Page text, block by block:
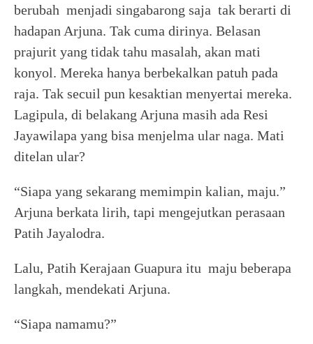
berubah menjadi singabarong saja tak berarti di
hadapan Arjuna. Tak cuma dirinya. Belasan
prajurit yang tidak tahu masalah, akan mati
konyol. Mereka hanya berbekalkan patuh pada
raja. Tak secuil pun kesaktian menyertai mereka.
Lagipula, di belakang Arjuna masih ada Resi
Jayawilapa yang bisa menjelma ular naga. Mati
ditelan ular?
“Siapa yang sekarang memimpin kalian, maju.”
Arjuna berkata lirih, tapi mengejutkan perasaan
Patih Jayalodra.
Lalu, Patih Kerajaan Guapura itu maju beberapa
langkah, mendekati Arjuna.
“Siapa namamu?”